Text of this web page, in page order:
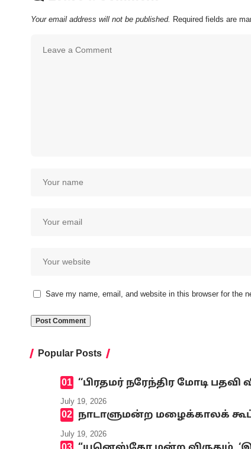
Your email address will not be published. Required fields are
Save my name, email, and website in this browser for the
Popular Posts
‘‘பிரதமர் நரேந்திர மோடி
July 19, 2026
நாடாளுமன்ற மழைக்காலக்
July 19, 2026